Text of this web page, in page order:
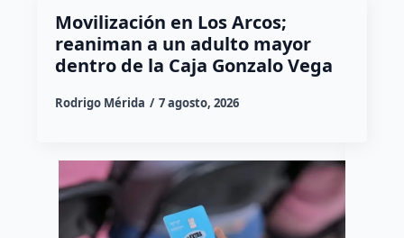
Movilización en Los Arcos;
reaniman a un adulto mayor
dentro de la Caja Gonzalo Vega
Rodrigo Mérida 7 agosto, 2026